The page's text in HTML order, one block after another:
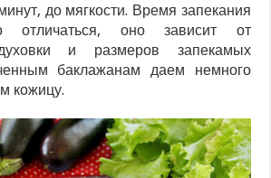
до мягкости. Время запекания
отличаться, оно зависит от
и размеров запекамых
баклажанам даем немного
кожицу.